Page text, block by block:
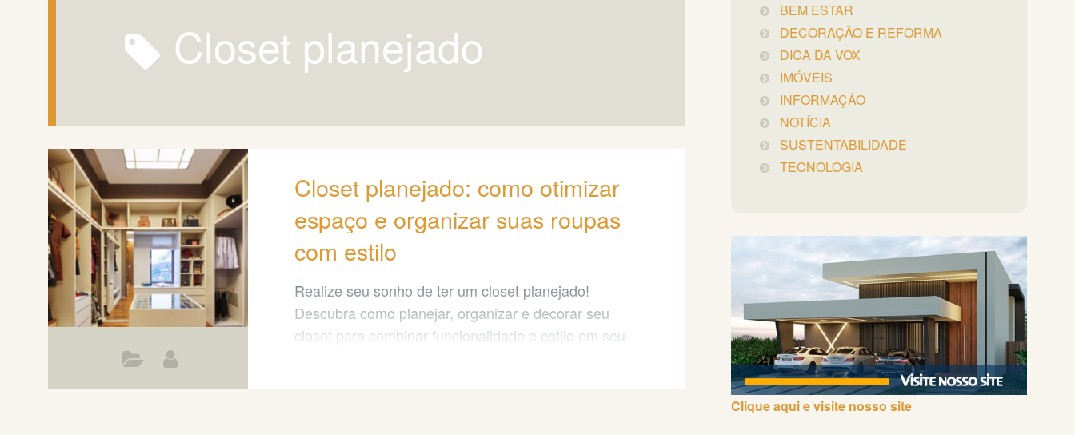
closet planejado
Closet planejado: como otimizar
espaço e organizar suas roupas
com estilo
Realize seu sonho de ter um closet planejado!
Descubra como planejar, organizar e decorar seu
closet para combinar funcionalidade e estilo em seu
BEM ESTAR
DECORAÇÃO E REFORMA
DICA DA VOX
IMÓVEIS
INFORMAÇÃO
NOTÍCIA
SUSTENTABILIDADE
TECNOLOGIA
Clique aqui e visite nosso site